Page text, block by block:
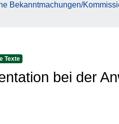
Bekanntmachungen/
Texte
bei der